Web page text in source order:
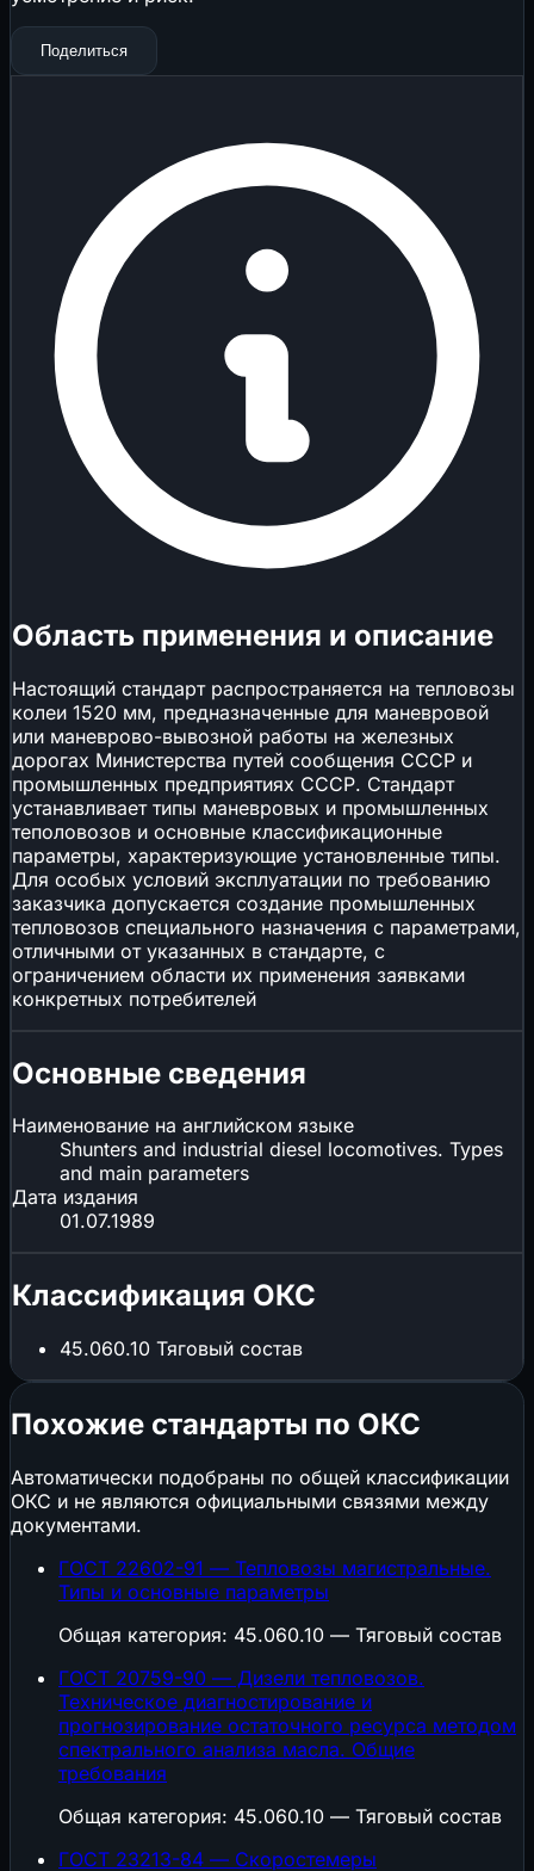
Поделиться
Область применения и описание
Настоящий стандарт распространяется на тепловозы
колеи 1520 мм, предназначенные для маневровой
или маневрово-вывозной работы на железных
дорогах Министерства путей сообщения СССР и
промышленных предприятиях СССР. Стандарт
устанавливает типы маневровых и промышленных
теполовозов и основные классификационные
параметры, характеризующие установленные типы.
Для особых условий эксплуатации по требованию
заказчика допускается создание промышленных
тепловозов специального назначения с параметрами,
отличными от указанных в стандарте, с
ограничением области их применения заявками
конкретных потребителей
Основные сведения
Наименование на английском языке
Shunters and industrial diesel locomotives. Types
and main parameters
Дата издания
01.07.1989
Классификация ОКС
45.060.10 Тяговый состав
Похожие стандарты по ОКС
Автоматически подобраны по общей классификации
ОКС и не являются официальными связями между
документами.
ГОСТ 22602-91 — Тепловозы магистральные.
Типы и основные параметры
Общая категория: 45.060.10 — Тяговый состав
ГОСТ 20759-90 — Дизели тепловозов.
Техническое диагностирование и
прогнозирование остаточного ресурса методом
спектрального анализа масла. Общие
требования
Общая категория: 45.060.10 — Тяговый состав
ГОСТ 23213-84 — Скоростемеры